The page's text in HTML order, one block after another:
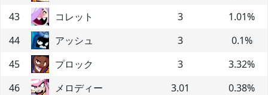
43
コレット 3 1.01%
44
アッシュ 3 0.1%
45
プロック 3 3.32%
46
メロディー 3.01 0.38%